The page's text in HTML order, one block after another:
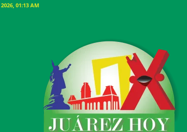
01:13 AM